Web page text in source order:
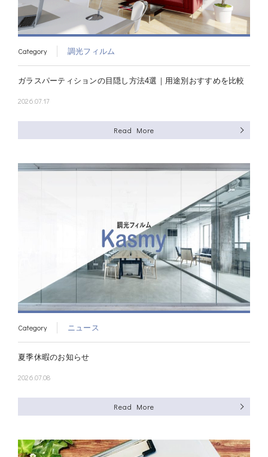
Category 調光フィルム
ガラスパーティションの目隠し方法4選｜用途別おすすめを比較
2026.07.17
Read More
Category ニュース
夏季休暇のお知らせ
2026.07.08
Read More